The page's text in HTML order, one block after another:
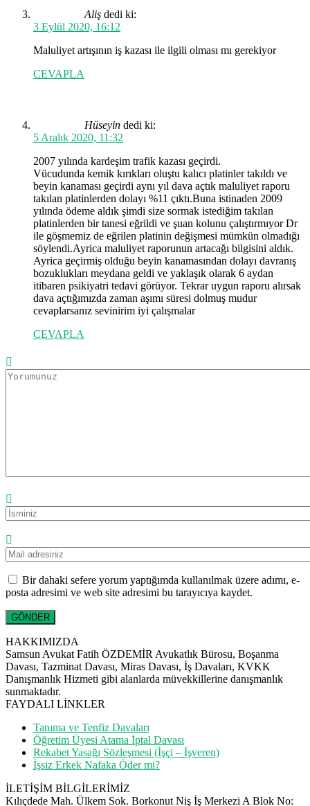
Aliş dedi ki:
3 Eylül 2020, 16:12
Maluliyet artışının iş kazası ile ilgili olması mı gerekiyor
CEVAPLA
Hüseyin dedi ki:
5 Aralık 2020, 11:32
2007 yılında kardeşim trafik kazası geçirdi.
Vücudunda kemik kırıkları oluştu kalıcı platinler takıldı ve
beyin kanaması geçirdi aynı yıl dava açtık maluliyet raporu
takılan platinlerden dolayı %11 çıktı.Buna istinaden 2009
yılında ödeme aldık şimdi size sormak istediğim takılan
platinlerden bir tanesi eğrildi ve şuan kolunu çalıştırmıyor Dr
ile göşmemiz de eğrilen platinin değişmesi mümkün olmadığı
söylendi.Ayrica maluliyet raporunun artacağı bilgisini aldık.
Ayrica geçirmiş olduğu beyin kanamasından dolayı davranış
bozuklukları meydana geldi ve yaklaşık olarak 6 aydan
itibaren psikiyatri tedavi görüyor. Tekrar uygun raporu alırsak
dava açtığımızda zaman aşımı süresi dolmuş mudur
cevaplarsanız sevinirim iyi çalışmalar
CEVAPLA
Bir dahaki sefere yorum yaptığımda kullanılmak üzere adımı, e-
posta adresimi ve web site adresimi bu tarayıcıya kaydet.
HAKKIMIZDA
Samsun Avukat Fatih ÖZDEMİR Avukatlık Bürosu, Boşanma
Davası, Tazminat Davası, Miras Davası, İş Davaları, KVKK
Danışmanlık Hizmeti gibi alanlarda müvekkillerine danışmanlık
sunmaktadır.
FAYDALI LİNKLER
Tanıma ve Tenfiz Davaları
Öğretim Üyesi Atama İptal Davası
Rekabet Yasağı Sözleşmesi (İşçi – İşveren)
İşsiz Erkek Nafaka Öder mi?
İLETİŞİM BİLGİLERİMİZ
Kılıçdede Mah. Ülkem Sok. Borkonut Niş İş Merkezi A Blok No: